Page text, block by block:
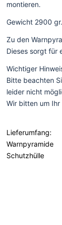
montieren.
Gewicht 2900 gr.
Zu den
Dieses sorgt für
Wichtiger
Bitte beachten
leider nicht
Wir bitten um Ihr
Lieferumfang:
Warnpyramide
Schutzhülle